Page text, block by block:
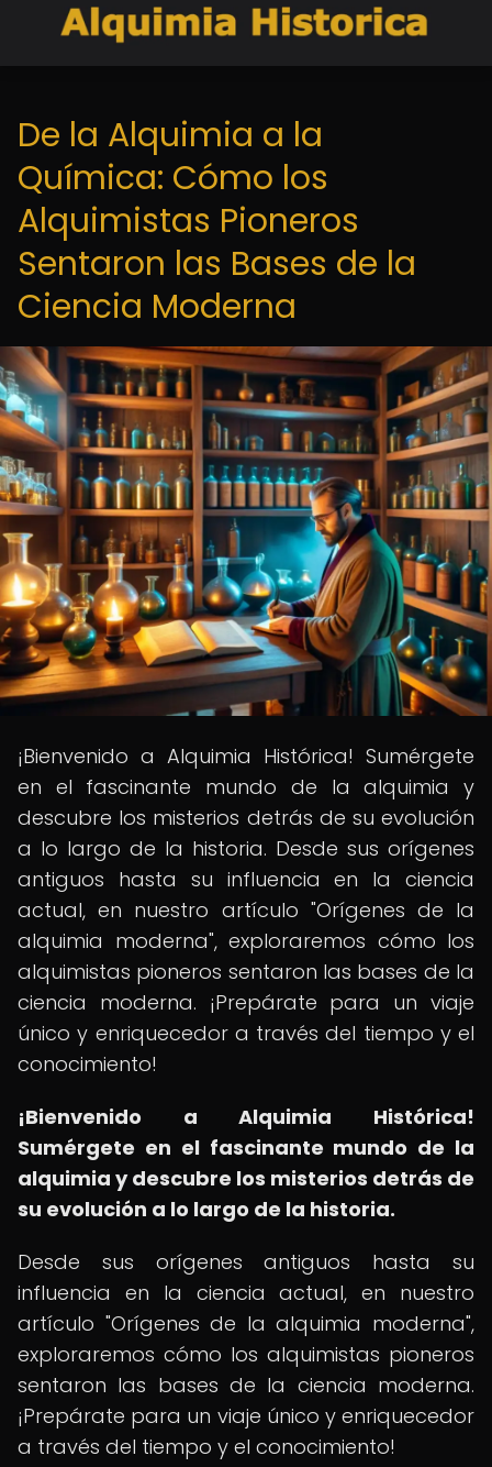
De la Alquimia a la
Química: Cómo los
Alquimistas Pioneros
Sentaron las Bases de la
Ciencia Moderna
¡Bienvenido a Alquimia Histórica! Sumérgete
en el fascinante mundo de la alquimia y
descubre los misterios detrás de su evolución
a lo largo de la historia. Desde sus orígenes
antiguos hasta su influencia en la ciencia
actual, en nuestro artículo "Orígenes de la
alquimia moderna", exploraremos cómo los
alquimistas pioneros sentaron las bases de la
ciencia moderna. ¡Prepárate para un viaje
único y enriquecedor a través del tiempo y el
conocimiento!
¡Bienvenido a Alquimia Histórica!
Sumérgete en el fascinante mundo de la
alquimia y descubre los misterios detrás de
su evolución a lo largo de la historia.
Desde sus orígenes antiguos hasta su
influencia en la ciencia actual, en nuestro
artículo "Orígenes de la alquimia moderna",
exploraremos cómo los alquimistas pioneros
sentaron las bases de la ciencia moderna.
¡Prepárate para un viaje único y enriquecedor
a través del tiempo y el conocimiento!